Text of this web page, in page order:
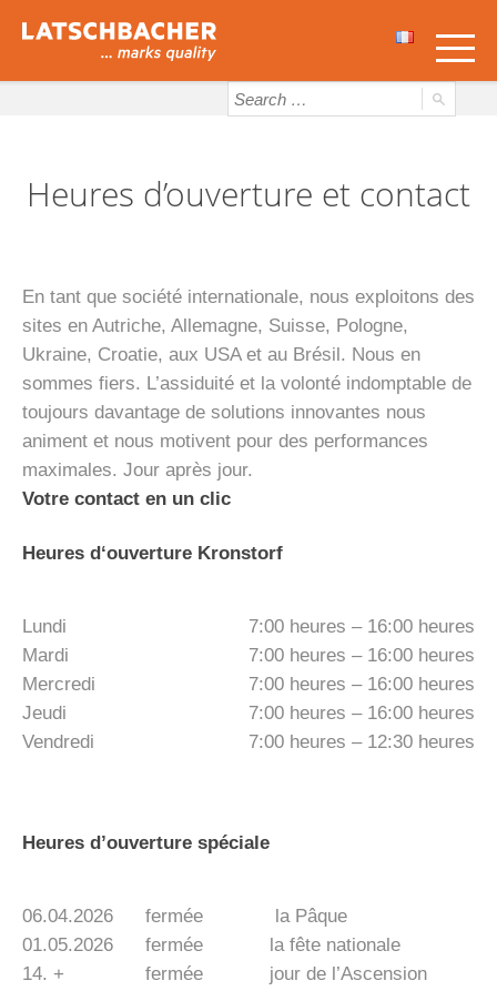
Heures d’ouverture et contact
En tant que société internationale, nous exploitons des
sites en Autriche, Allemagne, Suisse, Pologne,
Ukraine, Croatie, aux USA et au Brésil. Nous en
sommes fiers. L’assiduité et la volonté indomptable de
toujours davantage de solutions innovantes nous
animent et nous motivent pour des performances
maximales. Jour après jour.
Votre contact en un clic
Heures d‘ouverture Kronstorf
Lundi
7:00 heures – 16:00 heures
Mardi
7:00 heures – 16:00 heures
Mercredi
7:00 heures – 16:00 heures
Jeudi
7:00 heures – 16:00 heures
Vendredi
7:00 heures – 12:30 heures
Heures d’ouverture spéciale
06.04.2026 fermée
la Pâque
01.05.2026
fermée
la fête nationale
14. +
fermée jour de l’Ascension